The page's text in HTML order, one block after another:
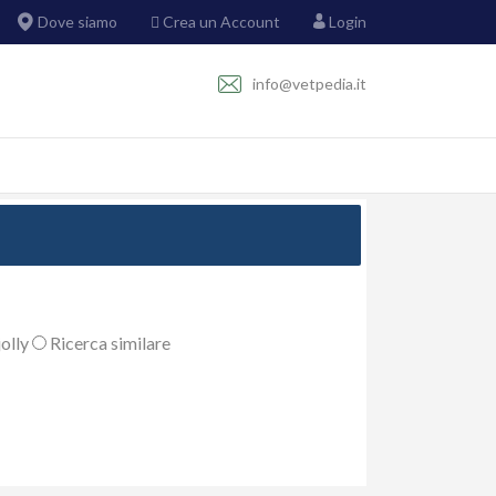
Dove siamo Crea un Account Login
info@vetpedia.it
Ricerca similare